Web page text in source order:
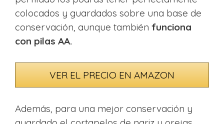
colocados y guardados sobre una base de
conservación, aunque también funciona
con pilas AA.
VER EL PRECIO EN AMAZON
Además, para una mejor conservación y